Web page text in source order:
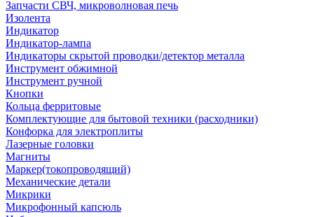
Запчасти СВЧ, микроволновая печь
Изолента
Индикатор
Индикатор-лампа
Индикаторы скрытой проводки/детектор металла
Инструмент обжимной
Инструмент ручной
Кнопки
Кольца ферритовые
Комплектующие для бытовой техники (расходники)
Конфорка для электроплиты
Лазерные головки
Магниты
Маркер(токопроводящий)
Механические детали
Микрики
Микрофонный капсюль